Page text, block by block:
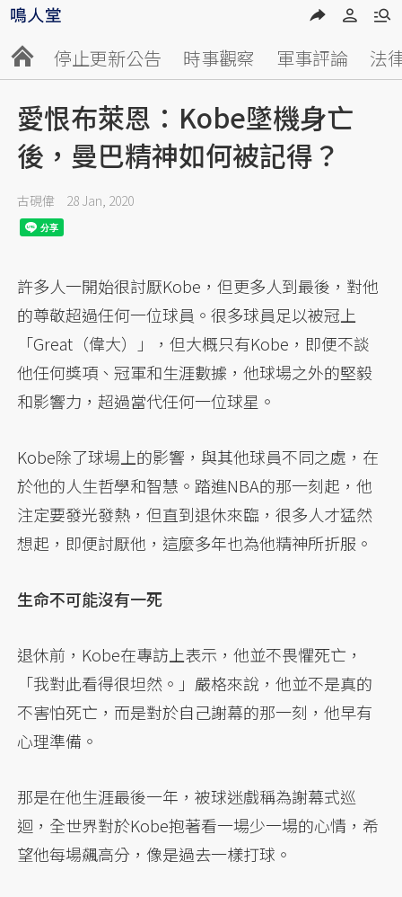
停止更新公告 時事觀察 軍事評論 法
愛恨布萊恩：Kobe墜機身亡
後，曼巴精神如何被記得？
古硯偉 28 Jan, 2020
許多人一開始很討厭Kobe，但更多人到最後，對他
的尊敬超過任何一位球員。很多球員足以被冠上
「Great（偉大）」，但大概只有Kobe，即便不談
他任何獎項、冠軍和生涯數據，他球場之外的堅毅
和影響力，超過當代任何一位球星。
Kobe除了球場上的影響，與其他球員不同之處，在
於他的人生哲學和智慧。踏進NBA的那一刻起，他
注定要發光發熱，但直到退休來臨，很多人才猛然
想起，即便討厭他，這麼多年也為他精神所折服。
生命不可能沒有一死
退休前，Kobe在專訪上表示，他並不畏懼死亡，
「我對此看得很坦然。」嚴格來說，他並不是真的
不害怕死亡，而是對於自己謝幕的那一刻，他早有
心理準備。
那是在他生涯最後一年，被球迷戲稱為謝幕式巡
迴，全世界對於Kobe抱著看一場少一場的心情，希
望他每場飆高分，像是過去一樣打球。